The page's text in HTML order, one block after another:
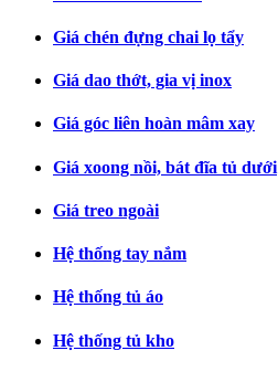
Giá chén đựng chai lọ tẩy
Giá dao thớt, gia vị inox
Giá góc liên hoàn mâm xay
Giá xoong nồi, bát đĩa tủ dưới
Giá treo ngoài
Hệ thống tay nắm
Hệ thống tủ áo
Hệ thống tủ kho